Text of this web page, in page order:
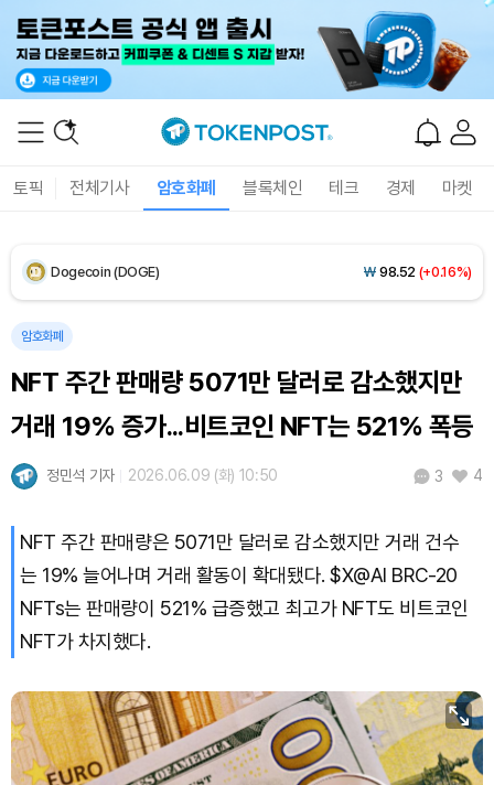
토픽 전체기사 암호화폐 블록체인 테크 경제 마켓
XRP (XRP) ₩1,458(+0.70%)
Dogecoin (DOGE) ₩ 98.52 (+0.16%)
Bitcoin (BTC)
암호화폐
NFT 주간 판매량 5071만 달러로 감소했지만
거래 19% 증가...비트코인 NFT는 521% 폭등
정민석 기자 2026.06.09 (화) 10:50 3 4
NFT 주간 판매량은 5071만 달러로 감소했지만 거래 건수
는 19% 늘어나며 거래 활동이 확대됐다. $X@AI BRC-20
NFTs는 판매량이 521% 급증했고 최고가 NFT도 비트코인
NFT가 차지했다.